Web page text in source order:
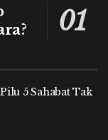
5 Sahabat Tak